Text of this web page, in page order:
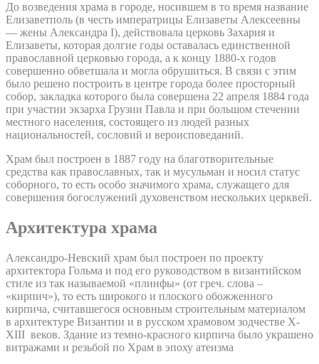
До возведения храма в городе, носившем в то время название
Елизаветполь (в честь императрицы Елизаветы Алексеевны
— жены Александра I), действовала церковь Захария и
Елизаветы, которая долгие годы оставалась единственной
православной церковью города, а к концу 1880-х годов
совершенно обветшала и могла обрушиться. В связи с этим
было решено построить в центре города более просторный
собор, закладка которого была совершена 22 апреля 1884 года
при участии экзарха Грузии Павла и при большом стечении
местного населения, состоящего из людей разных
национальностей, сословий и вероисповеданий.
Храм был построен в 1887 году на благотворительные
средства как православных, так и мусульман и носил статус
соборного, то есть особо значимого храма, служащего для
совершения богослужений духовенством нескольких церквей.
Архитектура храма
Александро-Невский храм был построен по проекту
архитектора Гольма и под его руководством в византийском
стиле из так называемой «плинфы» (от греч. слова –
«кирпич»), то есть широкого и плоского обожженного
кирпича, считавшегося основным строительным материалом
в архитектуре Византии и в русском храмовом зодчестве X-
XIII веков. Здание из темно-красного кирпича было украшено
витражами и резьбой по Храм в эпоху атеизма